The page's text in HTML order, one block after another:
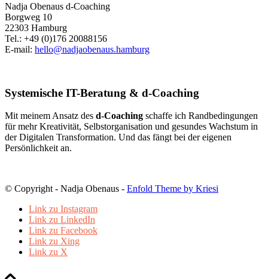
Nadja Obenaus d-Coaching
Borgweg 10
22303 Hamburg
Tel.: +49 (0)176 20088156
E-mail: hello@nadjaobenaus.hamburg
Systemische IT-Beratung & d-Coaching
Mit meinem Ansatz des d-Coaching schaffe ich Randbedingungen
für mehr Kreativität, Selbstorganisation und gesundes Wachstum in
der Digitalen Transformation. Und das fängt bei der eigenen
Persönlichkeit an.
© Copyright - Nadja Obenaus - Enfold Theme by Kriesi
Link zu Instagram
Link zu LinkedIn
Link zu Facebook
Link zu Xing
Link zu X